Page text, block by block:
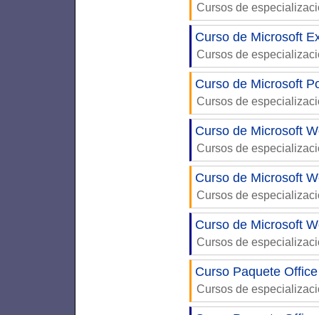
Cursos de
Curso de Microsoft
Cursos de
Curso de Microsoft
Cursos de
Curso de Microsoft
Cursos de
Curso de Microsoft
Cursos de
Curso de Microsoft
Cursos de
Curso Paquete
Cursos de